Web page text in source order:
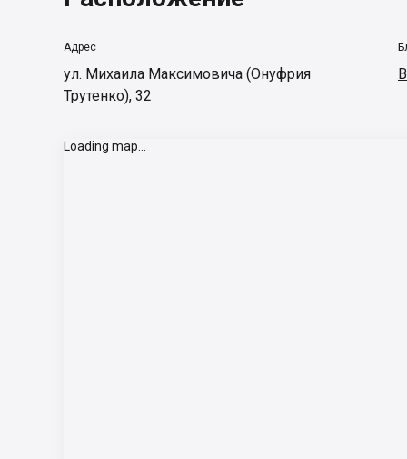
Адрес
ул. Михаила Максимовича (Онуфрия
Трутенко), 32
Loading map...